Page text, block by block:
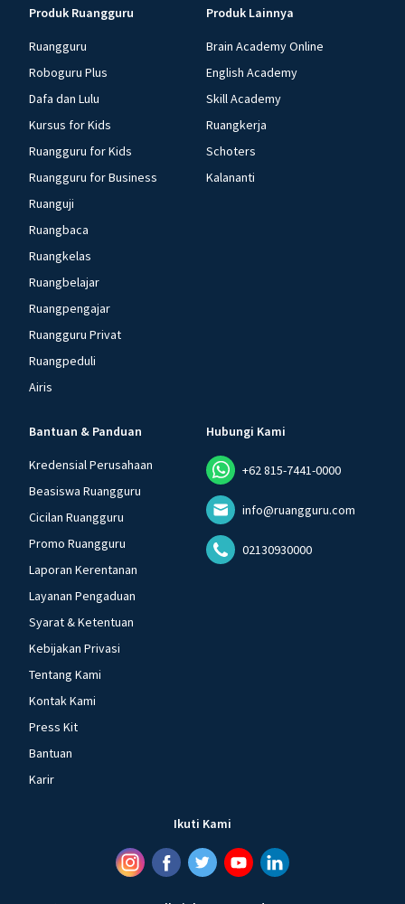
Produk Ruangguru
Ruangguru
Roboguru Plus
Dafa dan Lulu
Kursus for Kids
Ruangguru for Kids
Ruangguru for Business
Ruanguji
Ruangbaca
Ruangkelas
Ruangbelajar
Ruangpengajar
Ruangguru Privat
Ruangpeduli
Airis
Produk Lainnya
Brain Academy Online
English Academy
Skill Academy
Ruangkerja
Schoters
Kalananti
Bantuan & Panduan
Kredensial Perusahaan
Beasiswa Ruangguru
Cicilan Ruangguru
Promo Ruangguru
Laporan Kerentanan
Layanan Pengaduan
Syarat & Ketentuan
Kebijakan Privasi
Tentang Kami
Kontak Kami
Press Kit
Bantuan
Karir
Hubungi Kami
+62 815-7441-0000
info@ruangguru.com
02130930000
Ikuti Kami